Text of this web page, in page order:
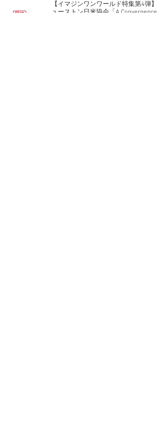
【イマジンワンワールド特集第4弾】
ューストン日米協会「A Convergence